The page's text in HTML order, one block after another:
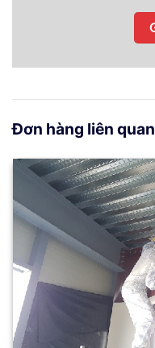
Đơn hàng liên quan